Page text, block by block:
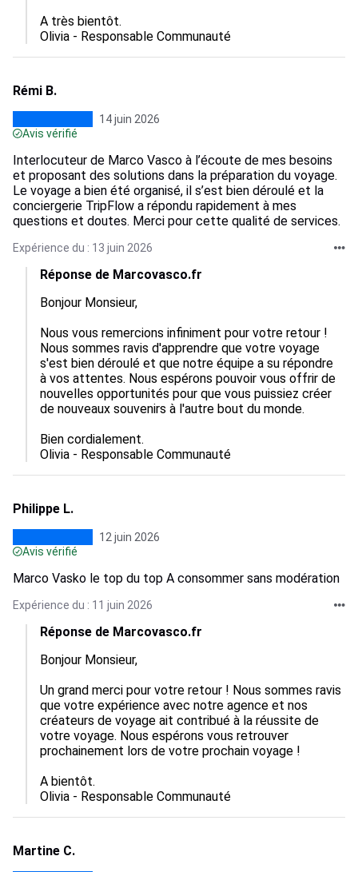
A très bientôt.
Olivia - Responsable Communauté
Rémi B.
14 juin 2026
Avis vérifié
Interlocuteur de Marco Vasco à l’écoute de mes besoins
et proposant des solutions dans la préparation du voyage.
Le voyage a bien été organisé, il s’est bien déroulé et la
conciergerie TripFlow a répondu rapidement à mes
questions et doutes. Merci pour cette qualité de services.
Expérience du : 13 juin 2026
Réponse de Marcovasco.fr
Bonjour Monsieur,
Nous vous remercions infiniment pour votre retour !
Nous sommes ravis d'apprendre que votre voyage
s'est bien déroulé et que notre équipe a su répondre
à vos attentes. Nous espérons pouvoir vous offrir de
nouvelles opportunités pour que vous puissiez créer
de nouveaux souvenirs à l'autre bout du monde.
Bien cordialement.
Olivia - Responsable Communauté
Philippe L.
12 juin 2026
Avis vérifié
Marco Vasko le top du top A consommer sans modération
Expérience du : 11 juin 2026
Réponse de Marcovasco.fr
Bonjour Monsieur,
Un grand merci pour votre retour ! Nous sommes ravis
que votre expérience avec notre agence et nos
créateurs de voyage ait contribué à la réussite de
votre voyage. Nous espérons vous retrouver
prochainement lors de votre prochain voyage !
A bientôt.
Olivia - Responsable Communauté
Martine C.